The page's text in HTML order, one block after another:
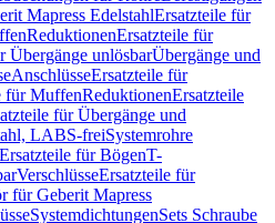
Mapress EdelstahlErsatzteile für
ReduktionenErsatzteile für
Übergänge unlösbarÜbergänge und
AnschlüsseErsatzteile für
für MuffenReduktionenErsatzteile
für Übergänge und
LABS-freiSystemrohre
Ersatzteile für BögenT-
VerschlüsseErsatzteile für
für Geberit Mapress
SystemdichtungenSets Schraube